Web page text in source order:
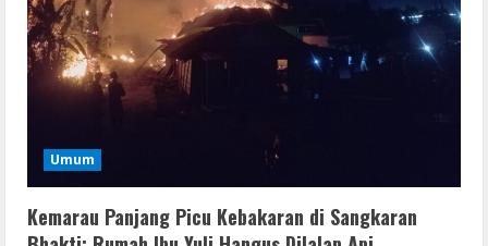
Umum
Kemarau Panjang Picu Kebakaran di Sangkaran